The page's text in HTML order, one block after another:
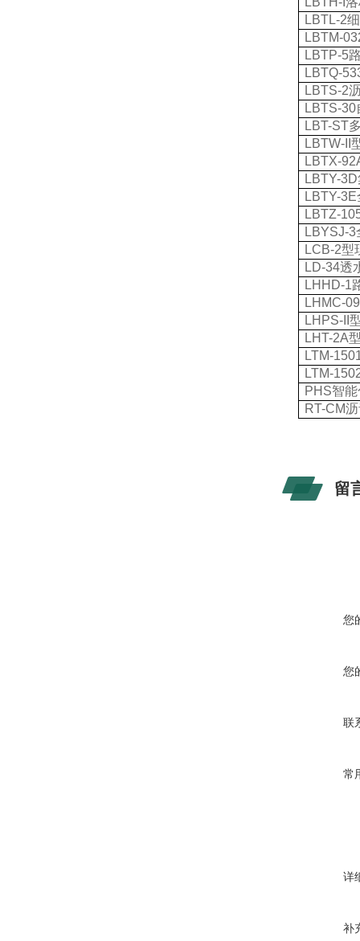
LBTL-2
LBTM-
LBTP-5
LBTQ-
LBTS-2
LBTS-30
LBT-ST
LBTW-II
LBTX-
LBTY-3D
LBTY-3E
LBTZ-
LBYSJ-3
LCB-2型
LD-34透
LHHD-1
LHMC-
LHPS-II
LHT-2A
LTM-
LTM-
PHS智
RT-CM
留
您
您
联
常
详
补